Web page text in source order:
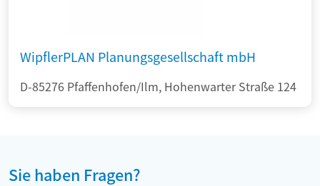
WipflerPLAN Planungsgesellschaft mbH
D-85276 Pfaffenhofen/Ilm, Hohenwarter Straße 124
Sie haben Fragen?